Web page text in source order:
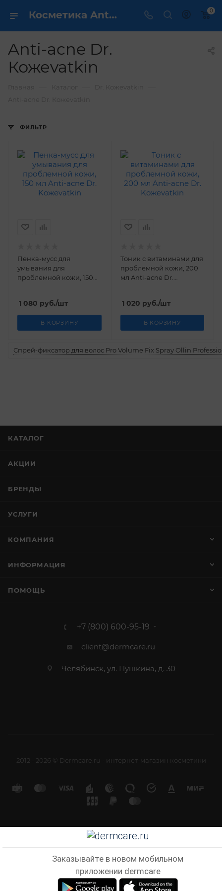
Косметика Anti-acne Dr. Кожеvatkin - купить в интернет магазине ✔️ по выгодной цене 0
Anti-acne Dr.
Кожеvatkin
ФИЛЬТР
Пенка-мусс для
умывания для
проблемной кожи, 150
1 080 руб./шт
В КОРЗИНУ
Тоник с витаминами для
проблемной кожи, 200
мл Anti-acne Dr.
1 020 руб./шт
В КОРЗИНУ
Спрей-фиксатор для волос Pro Volume Fix Spray Ollin
КАТАЛОГ
АКЦИИ
БРЕНДЫ
УСЛУГИ
КОМПАНИЯ
ИНФОРМАЦИЯ
ПОМОЩЬ
+7 (800) 600-95-19
client@dermcare.ru
Челябинск, ул. Пушкина, д. 30
2012 - 2026 © Dermcare.ru - интернет-магазин косметики
Заказывайте в новом мобильном
приложении dermcare